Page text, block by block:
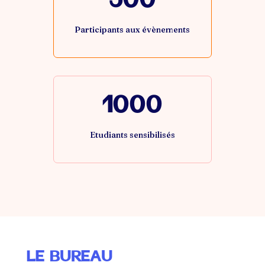
Participants aux évènements
1000
Etudiants sensibilisés
LE BUREAU